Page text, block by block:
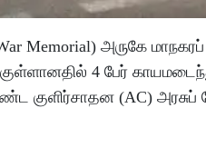
Memorial) அருகே
4 பேர்
(AC) அரசுப்